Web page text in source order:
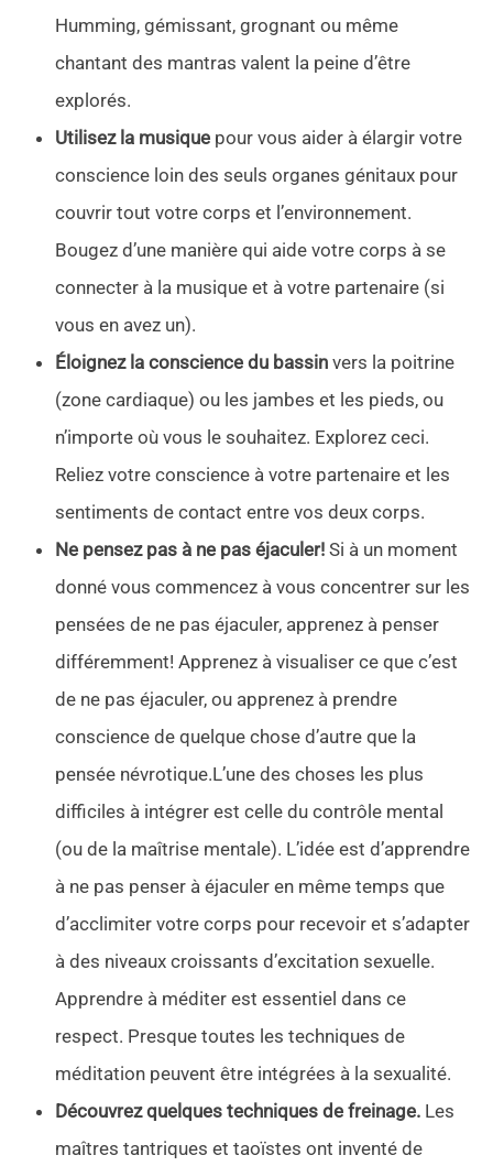
Humming, gémissant, grognant ou même
chantant des mantras valent la peine d’être
explorés.
Utilisez la musiquepour vous aider à élargir votre
conscience loin des seuls organes génitaux pour
couvrir tout votre corps et l’environnement.
Bougez d’une manière qui aide votre corps à se
connecter à la musique et à votre partenaire (si
vous en avez un).
Éloignez la conscience du bassinvers la poitrine
(zone cardiaque) ou les jambes et les pieds, ou
n’importe où vous le souhaitez. Explorez ceci.
Reliez votre conscience à votre partenaire et les
sentiments de contact entre vos deux corps.
Ne pensez pas à ne pas éjaculer!Si à un moment
donné vous commencez à vous concentrer sur les
pensées de ne pas éjaculer, apprenez à penser
différemment! Apprenez à visualiser ce que c’est
de ne pas éjaculer, ou apprenez à prendre
conscience de quelque chose d’autre que la
pensée névrotique.L’une des choses les plus
difficiles à intégrer est celle du contrôle mental
(ou de la maîtrise mentale). L’idée est d’apprendre
à ne pas penser à éjaculer en même temps que
d’acclimiter votre corps pour recevoir et s’adapter
à des niveaux croissants d’excitation sexuelle.
Apprendre à méditer est essentiel dans ce
respect. Presque toutes les techniques de
méditation peuvent être intégrées à la sexualité.
Découvrez quelques techniques de freinage.Les
maîtres tantriques et taoïstes ont inventé de